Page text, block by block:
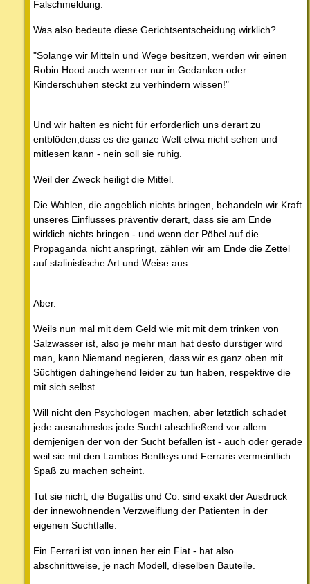
Falschmeldung.
Was also bedeute diese Gerichtsentscheidung wirklich?
"Solange wir Mitteln und Wege besitzen, werden wir einen
Robin Hood auch wenn er nur in Gedanken oder
Kinderschuhen steckt zu verhindern wissen!"
Und wir halten es nicht für erforderlich uns derart zu
entblöden,dass es die ganze Welt etwa nicht sehen und
mitlesen kann - nein soll sie ruhig.
Weil der Zweck heiligt die Mittel.
Die Wahlen, die angeblich nichts bringen, behandeln wir Kraft
unseres Einflusses präventiv derart, dass sie am Ende
wirklich nichts bringen - und wenn der Pöbel auf die
Propaganda nicht anspringt, zählen wir am Ende die Zettel
auf stalinistische Art und Weise aus.
Aber.
Weils nun mal mit dem Geld wie mit mit dem trinken von
Salzwasser ist, also je mehr man hat desto durstiger wird
man, kann Niemand negieren, dass wir es ganz oben mit
Süchtigen dahingehend leider zu tun haben, respektive die
mit sich selbst.
Will nicht den Psychologen machen, aber letztlich schadet
jede ausnahmslos jede Sucht abschließend vor allem
demjenigen der von der Sucht befallen ist - auch oder gerade
weil sie mit den Lambos Bentleys und Ferraris vermeintlich
Spaß zu machen scheint.
Tut sie nicht, die Bugattis und Co. sind exakt der Ausdruck
der innewohnenden Verzweiflung der Patienten in der
eigenen Suchtfalle.
Ein Ferrari ist von innen her ein Fiat - hat also
abschnittweise, je nach Modell, dieselben Bauteile.